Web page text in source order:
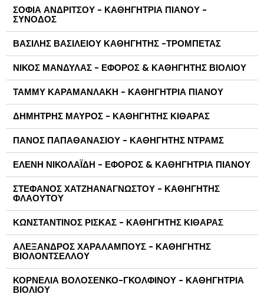
ΣΟΦΙΑ ΑΝΔΡΙΤΣΟΥ - ΚΑΘΗΓΗΤΡΙΑ ΠΙΑΝΟΥ -
ΣΥΝΟΔΟΣ
ΒΑΣΙΛΗΣ ΒΑΣΙΛΕΙΟΥ ΚΑΘΗΓΗΤΗΣ -ΤΡΟΜΠΕΤΑΣ
ΝΙΚΟΣ ΜΑΝΔΥΛΑΣ - ΕΦΟΡΟΣ & ΚΑΘΗΓΗΤΗΣ ΒΙΟΛΙΟΥ
ΤΑΜΜΥ ΚΑΡΑΜΑΝΛΑΚΗ - ΚΑΘΗΓΗΤΡΙΑ ΠΙΑΝΟΥ
ΔΗΜΗΤΡΗΣ ΜΑΥΡΟΣ - ΚΑΘΗΓΗΤΗΣ ΚΙΘΑΡΑΣ
ΠΑΝΟΣ ΠΑΠΑΘΑΝΑΣΙΟΥ - ΚΑΘΗΓΗΤΗΣ ΝΤΡΑΜΣ
ΕΛΕΝΗ ΝΙΚΟΛΑΪΔΗ - ΕΦΟΡΟΣ & ΚΑΘΗΓΗΤΡΙΑ ΠΙΑΝΟΥ
ΣΤΕΦΑΝΟΣ ΧΑΤΖΗΑΝΑΓΝΩΣΤΟΥ - ΚΑΘΗΓΗΤΗΣ
ΦΛΑΟΥΤΟΥ
ΚΩΝΣΤΑΝΤΙΝΟΣ ΡΙΣΚΑΣ - ΚΑΘΗΓΗΤΗΣ ΚΙΘΑΡΑΣ
ΑΛΕΞΑΝΔΡΟΣ ΧΑΡΑΛΑΜΠΟΥΣ - ΚΑΘΗΓΗΤΗΣ
ΒΙΟΛΟΝΤΣΕΛΛΟΥ
ΚΟΡΝΕΛΙΑ ΒΟΛΟΣΕΝΚΟ-ΓΚΟΛΦΙΝΟΥ - ΚΑΘΗΓΗΤΡΙΑ
ΒΙΟΛΙΟΥ